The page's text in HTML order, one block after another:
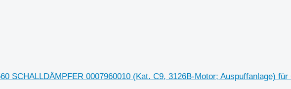
SCHALLDÄMPFER 0007960010 (Kat. C9, 3126B-Motor; Auspuffanlage)